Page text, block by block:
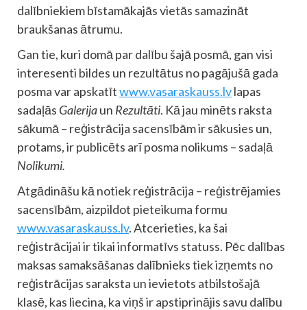
dalībniekiem bīstamākajās vietās samazināt
braukšanas ātrumu.
Gan tie, kuri domā par dalību šajā posmā, gan visi
interesenti bildes un rezultātus no pagājušā gada
posma var apskatītwww.vasaraskauss.lvlapas
sadaļās Galerijaun Rezultāti. Kā jau minēts raksta
sākumā – reģistrācija sacensībām ir sākusies un,
protams, ir publicēts arī posma nolikums – sadaļā
Nolikumi.
Atgādināšu kā notiek reģistrācija – reģistrējamies
sacensībām, aizpildot pieteikuma formu
www.vasaraskauss.lv. Atcerieties, ka šai
reģistrācijai ir tikai informatīvs statuss. Pēc dalības
maksas samaksāšanas dalībnieks tiek izņemts no
reģistrācijas saraksta un ievietots atbilstošajā
klasē, kas liecina, ka viņš ir apstiprinājis savu dalību